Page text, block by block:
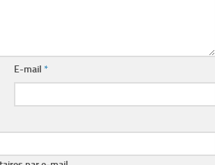
E-mail*